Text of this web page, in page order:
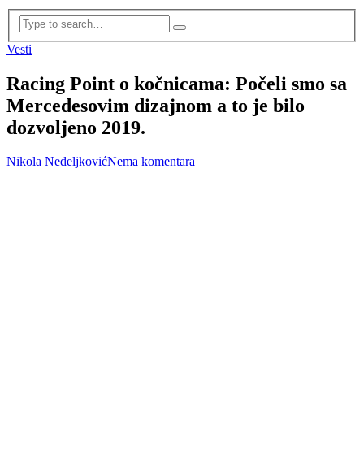
Vesti
Racing Point o kočnicama: Počeli smo sa
Mercedesovim dizajnom a to je bilo
dozvoljeno 2019.
Nikola NedeljkovićNema komentara